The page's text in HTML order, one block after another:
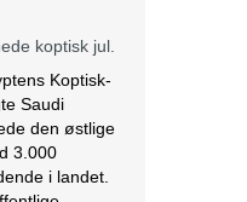
Koptisk-
Saudi
den østlige
3.000
i landet.